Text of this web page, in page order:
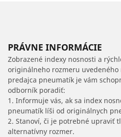
PRÁVNE INFORMÁCIE
Zobrazené indexy nosnosti a
originálneho rozmeru uvedeného
predajca pneumatík je vám
odborník poradiť:
1. Informuje vás, ak sa index
pneumatík líši od originálnych
2. Stanoví, či je potrebné upraviť
alternatívny rozmer.